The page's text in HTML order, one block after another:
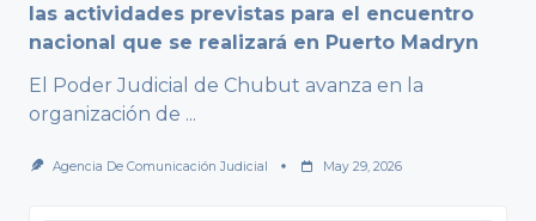
las actividades previstas para el encuentro
nacional que se realizará en Puerto Madryn
El Poder Judicial de Chubut avanza en la
organización de ...
Agencia De Comunicación Judicial May 29, 2026